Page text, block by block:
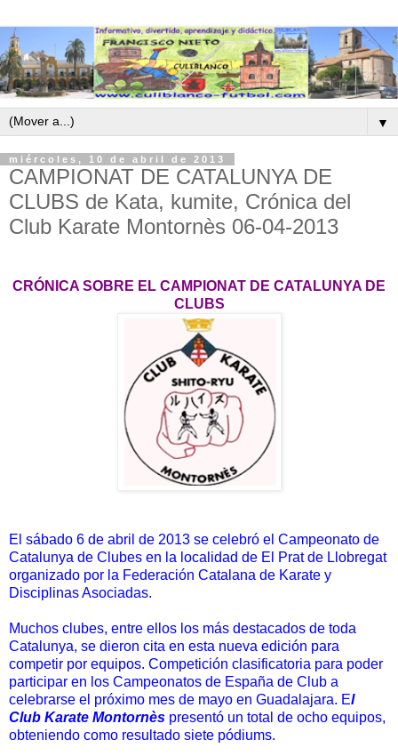
▼
miércoles, 10 de abril de 2013
CAMPIONAT DE CATALUNYA DE
CLUBS de Kata, kumite, Crónica del
Club Karate Montornès 06-04-2013
CRÓNICA SOBRE EL CAMPIONAT DE CATALUNYA DE
CLUBS
El sábado 6 de abril de 2013 se celebró el Campeonato de
Catalunya de Clubes en la localidad de El Prat de Llobregat
organizado por la Federación Catalana de Karate y
Disciplinas Asociadas.
Muchos clubes, entre ellos los más destacados de toda
Catalunya, se dieron cita en esta nueva edición para
competir por equipos. Competición clasificatoria para poder
participar en los Campeonatos de España de Club a
celebrarse el próximo mes de mayo en Guadalajara. El
Club Karate Montornès presentó un total de ocho equipos,
obteniendo como resultado siete pódiums.